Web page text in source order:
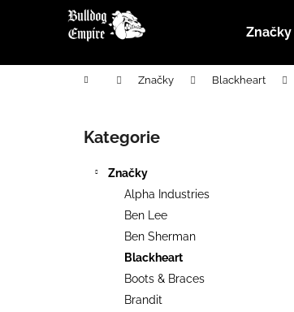
Značky
Domů Značky Blackheart
Přeskočit
kategorie
Kategorie
Značky
Alpha Industries
Ben Lee
Ben Sherman
Blackheart
Boots & Braces
Brandit
í
Zpět
do
Zpět
do